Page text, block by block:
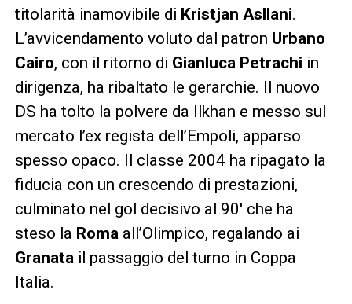
titolarità inamovibile di Kristjan Asllani.
L’avvicendamento voluto dal patron Urbano
Cairo, con il ritorno di Gianluca Petrachi in
dirigenza, ha ribaltato le gerarchie. Il nuovo
DS ha tolto la polvere da Ilkhan e messo sul
mercato l’ex regista dell’Empoli, apparso
spesso opaco. Il classe 2004 ha ripagato la
fiducia con un crescendo di prestazioni,
culminato nel gol decisivo al 90′ che ha
steso la Roma all’Olimpico, regalando ai
Granata il passaggio del turno in Coppa
Italia.